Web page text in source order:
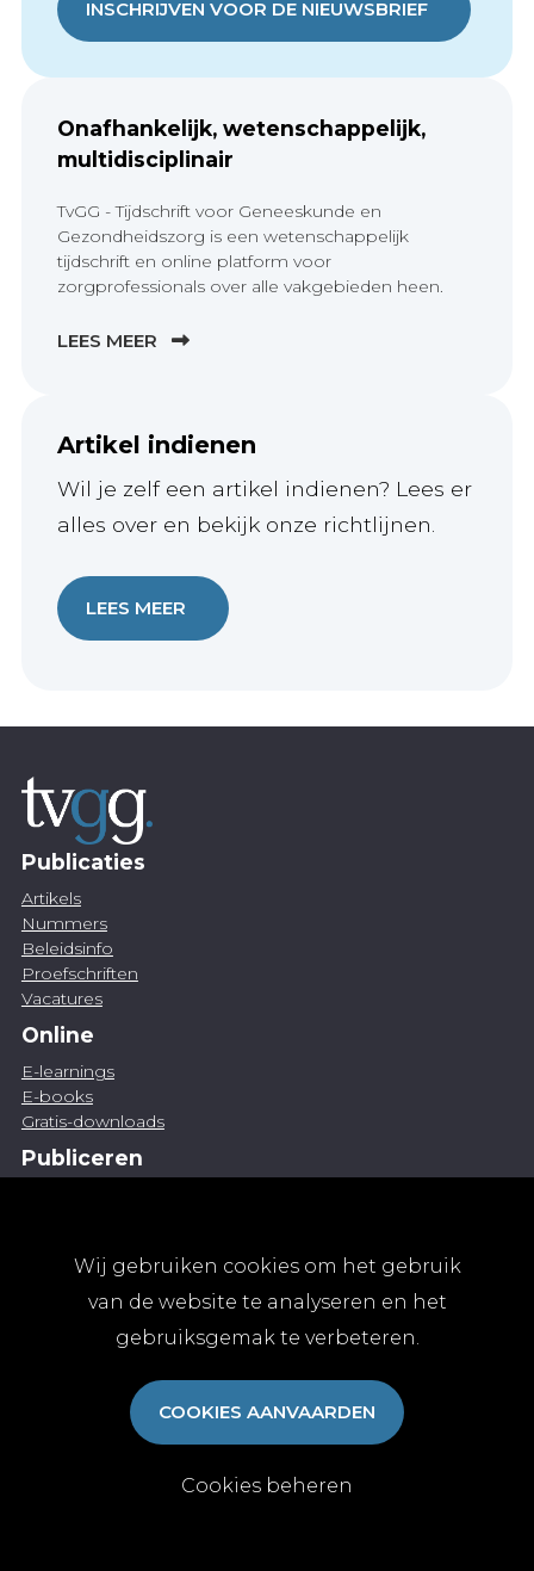
Wij gebruiken cookies om het gebruik
van de website te analyseren en het
gebruiksgemak te verbeteren.
COOKIES AANVAARDEN
Cookies beheren
INSCHRIJVEN VOOR DE NIEUWSBRIEF
Onafhankelijk, wetenschappelijk,
multidisciplinair
TvGG - Tijdschrift voor Geneeskunde en
Gezondheidszorg is een wetenschappelijk
tijdschrift en online platform voor
zorgprofessionals over alle vakgebieden heen.
LEES MEER
Artikel indienen
Wil je zelf een artikel indienen? Lees er
alles over en bekijk onze richtlijnen.
LEES MEER
Publicaties
Artikels
Nummers
Beleidsinfo
Proefschriften
Vacatures
Online
E-learnings
E-books
Gratis-downloads
Publiceren
Abonnementen
Algemene abonnementsvoorwaarden